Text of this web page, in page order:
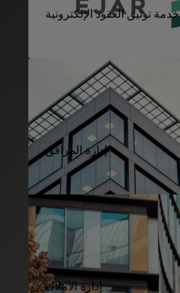
خدمة توثيق العقود الإلكترونية
إدارة المرافق
إدارة الأملاك